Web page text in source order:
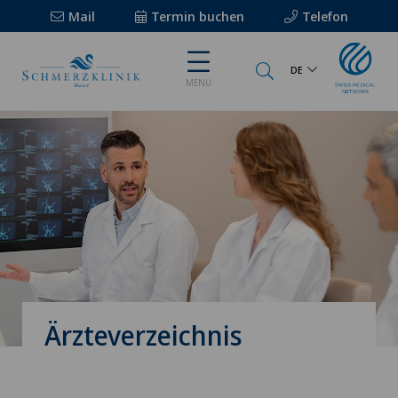
Mail Termin buchen Telefon
MENU
DE
Ärzteverzeichnis